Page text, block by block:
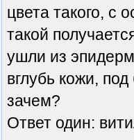
цвета такого, с
такой
ушли из
вглубь кожи,
зачем?
Ответ один: